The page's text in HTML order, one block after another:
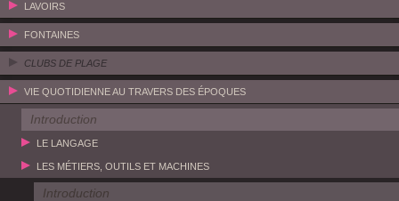
LAVOIRS
FONTAINES
CLUBS DE PLAGE
VIE QUOTIDIENNE AU TRAVERS DES ÉPOQUES
Introduction
LE LANGAGE
LES MÉTIERS, OUTILS ET MACHINES
Introduction